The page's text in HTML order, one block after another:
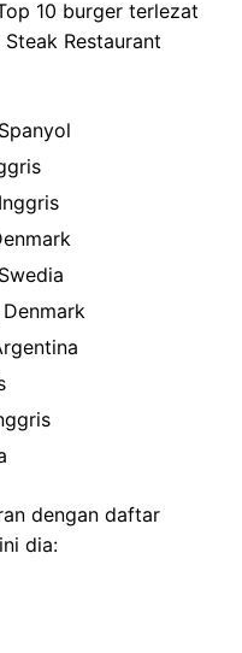
10 burger terlezat
Steak Restaurant
dengan daftar
dia: